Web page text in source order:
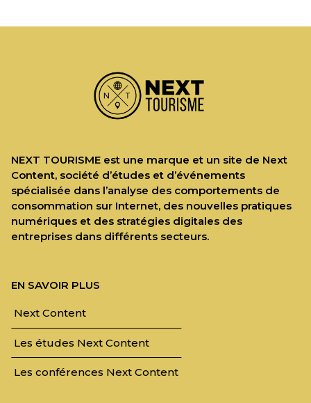
NEXT TOURISME est une marque et un site de Next
Content, société d’études et d’événements
spécialisée dans l’analyse des comportements de
consommation sur Internet, des nouvelles pratiques
numériques et des stratégies digitales des
entreprises dans différents secteurs.
EN SAVOIR PLUS
Next Content
Les études Next Content
Les conférences Next Content